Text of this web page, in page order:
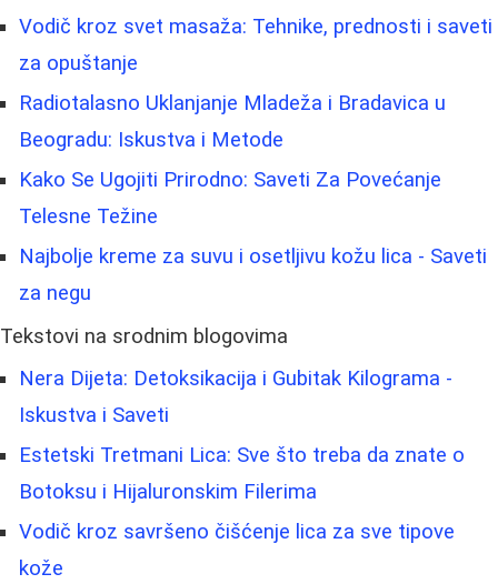
Vodič kroz svet masaža: Tehnike, prednosti i saveti
za opuštanje
Radiotalasno Uklanjanje Mladeža i Bradavica u
Beogradu: Iskustva i Metode
Kako Se Ugojiti Prirodno: Saveti Za Povećanje
Telesne Težine
Najbolje kreme za suvu i osetljivu kožu lica - Saveti
za negu
Tekstovi na srodnim blogovima
Nera Dijeta: Detoksikacija i Gubitak Kilograma -
Iskustva i Saveti
Estetski Tretmani Lica: Sve što treba da znate o
Botoksu i Hijaluronskim Filerima
Vodič kroz savršeno čišćenje lica za sve tipove
kože